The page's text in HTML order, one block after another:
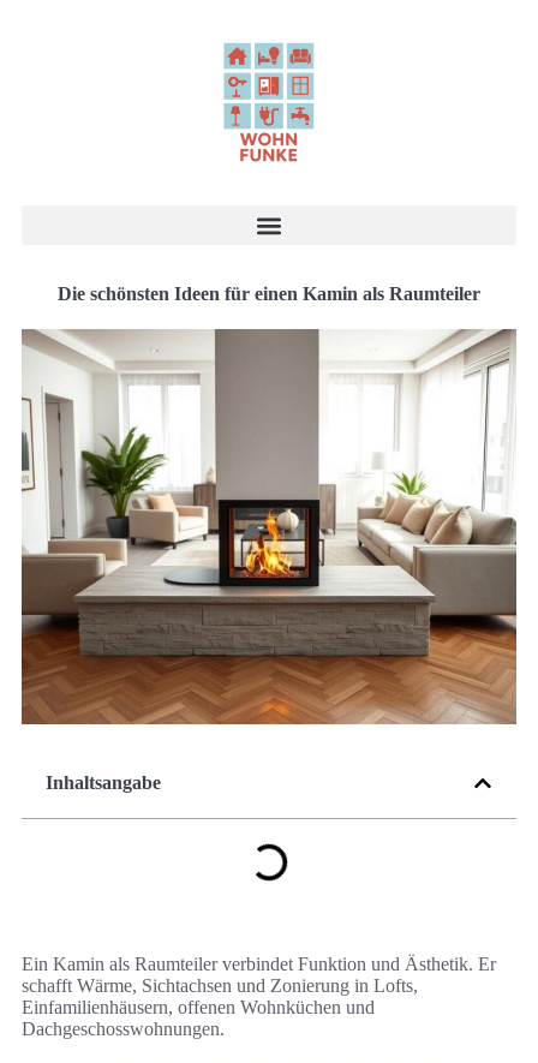
Die schönsten Ideen für einen Kamin als Raumteiler
Inhaltsangabe
Ein Kamin als Raumteiler verbindet Funktion und Ästhetik. Er
schafft Wärme, Sichtachsen und Zonierung in Lofts,
Einfamilienhäusern, offenen Wohnküchen und
Dachgeschosswohnungen.